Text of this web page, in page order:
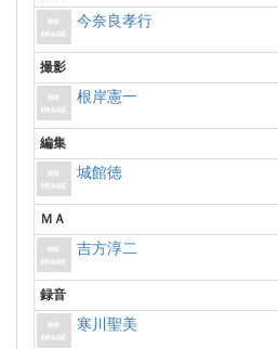
今奈良孝行
撮影
根岸憲一
編集
城館徳
ＭＡ
吉方淳二
録音
寒川聖美